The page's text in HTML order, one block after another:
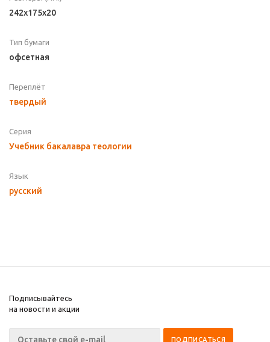
242x175x20
Тип бумаги
офсетная
Переплёт
твердый
Серия
Учебник бакалавра теологии
Язык
русский
Подписывайтесь
на новости и акции